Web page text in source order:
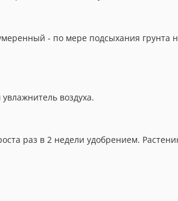
- по мере подсыхания
воздуха.
раз в 2 недели удобрением.